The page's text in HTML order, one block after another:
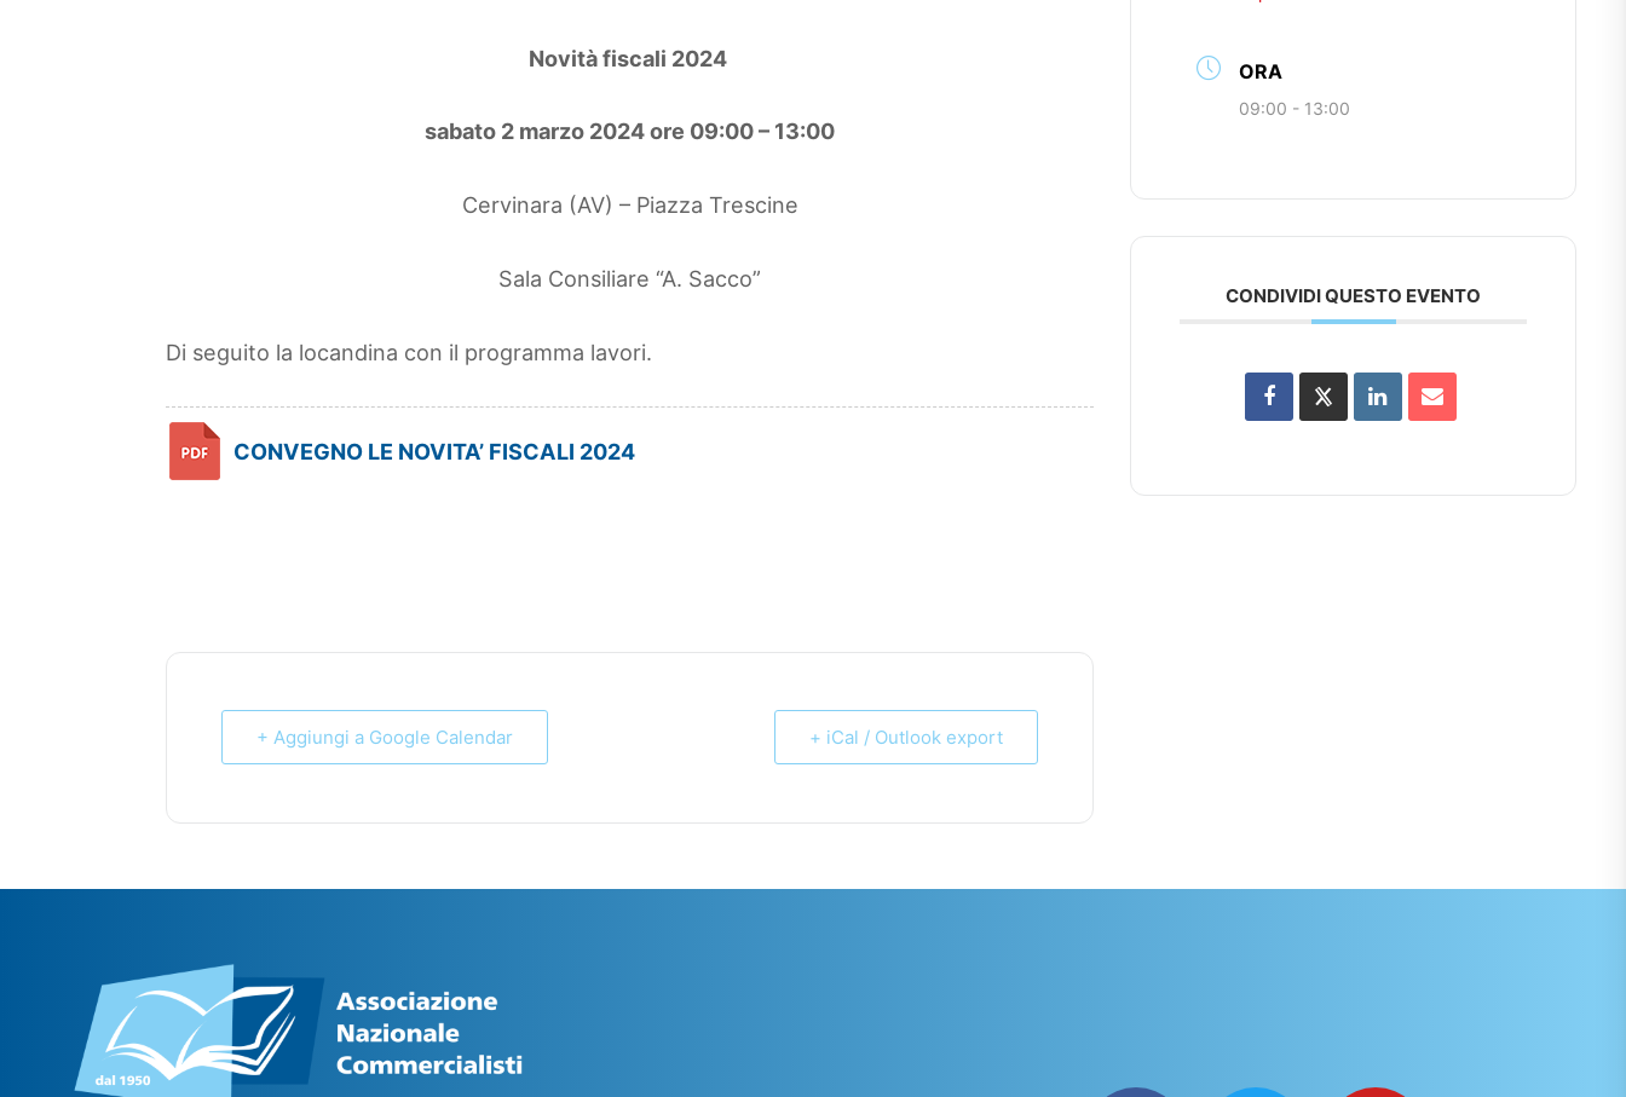
Novità fiscali 2024
sabato 2 marzo 2024 ore 09:00 – 13:00
Cervinara (AV) – Piazza Trescine
Sala Consiliare “A. Sacco”
Di seguito la locandina con il programma lavori.
CONVEGNO LE NOVITA’ FISCALI 2024
+ Aggiungi a Google Calendar + iCal / Outlook export
ORA
09:00 - 13:00
CONDIVIDI QUESTO EVENTO